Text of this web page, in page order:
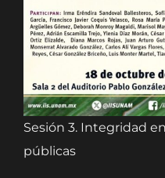
Sesión 3. Integridad
públicas